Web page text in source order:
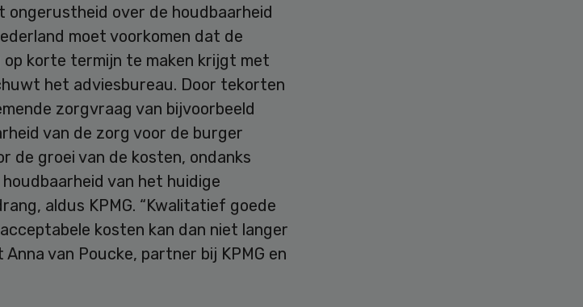
ongerustheid over de houdbaarheid
moet voorkomen dat de
korte termijn te maken krijgt met
het adviesbureau. Door tekorten
zorgvraag van bijvoorbeeld
van de zorg voor de burger
de groei van de kosten, ondanks
van het huidige
aldus KPMG. “Kwalitatief goede
kosten kan dan niet langer
van Poucke, partner bij KPMG en